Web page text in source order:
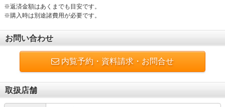
※返済金額はあくまでも目安です。
※購入時は別途諸費用が必要です。
お問い合わせ
内覧予約・資料請求・お問合せ
取扱店舗